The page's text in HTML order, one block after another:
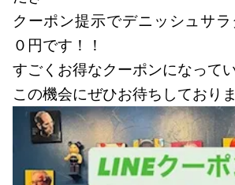
クーポン提示でデニッシュサラ
０円です！！
すごくお得なクーポンになって
この機会にぜひお待ちしており